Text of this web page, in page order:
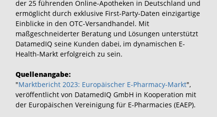
der 25 führenden Online-Apotheken in Deutschland und
ermöglicht durch exklusive First-Party-Daten einzigartige
Einblicke in den OTC-Versandhandel. Mit
maßgeschneiderter Beratung und Lösungen unterstützt
DatamedIQ seine Kunden dabei, im dynamischen E-
Health-Markt erfolgreich zu sein.
Quellenangabe:
"Marktbericht 2023: Europäischer E-Pharmacy-Markt",
veröffentlicht von DatamedIQ GmbH in Kooperation mit
der Europäischen Vereinigung für E-Pharmacies (EAEP).